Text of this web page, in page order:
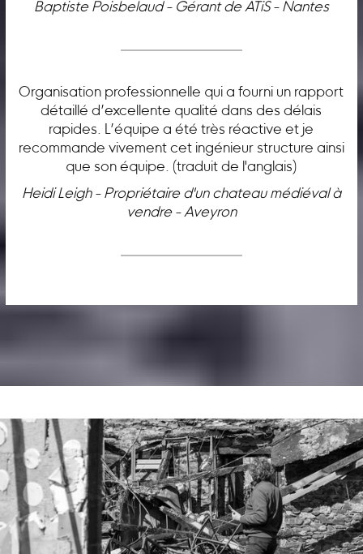
Baptiste Poisbelaud - Gérant de ATiS - Nantes
Organisation professionnelle qui a fourni un rapport
détaillé d’excellente qualité dans des délais
rapides. L’équipe a été très réactive et je
recommande vivement cet ingénieur structure ainsi
que son équipe. (traduit de l'anglais)
Heidi Leigh - Propriétaire d'un chateau médiéval à
vendre - Aveyron